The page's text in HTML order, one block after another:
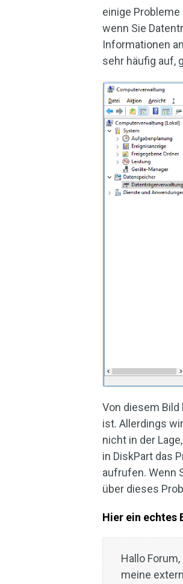
einige
wenn Sie
Informationen
sehr häufig auf,
Von diesem Bild
ist. Allerdings
nicht in der
in DiskPart das
aufrufen. Wenn
über dieses
Hier ein echtes
Hallo Forum,
meine